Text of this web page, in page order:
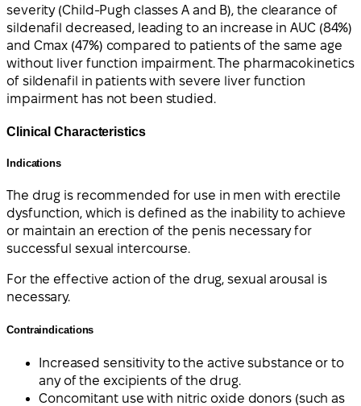
severity (Child-Pugh classes A and B), the clearance of
sildenafil decreased, leading to an increase in AUC (84%)
and Cmax (47%) compared to patients of the same age
without liver function impairment. The pharmacokinetics
of sildenafil in patients with severe liver function
impairment has not been studied.
Clinical Characteristics
Indications
The drug is recommended for use in men with erectile
dysfunction, which is defined as the inability to achieve
or maintain an erection of the penis necessary for
successful sexual intercourse.
For the effective action of the drug, sexual arousal is
necessary.
Contraindications
Increased sensitivity to the active substance or to
any of the excipients of the drug.
Concomitant use with nitric oxide donors (such as